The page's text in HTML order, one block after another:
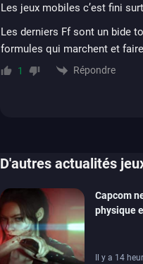
Les jeux mobiles c’est fini
Les derniers Ff sont un bide
formules qui marchent et
1 Répondre
D'autres actualités
Capcom
physique
Il y a 14